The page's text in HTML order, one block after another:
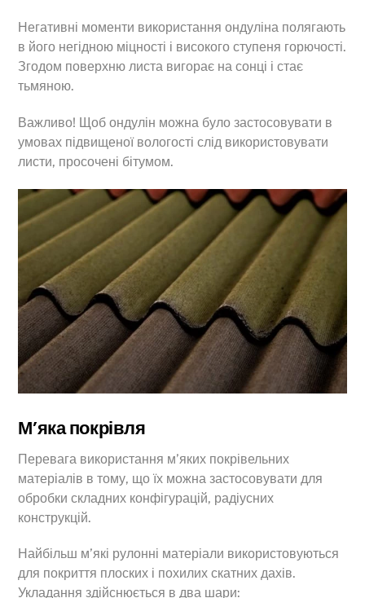
Негативні моменти використання ондуліна полягають
в його негідною міцності і високого ступеня горючості.
Згодом поверхню листа вигорає на сонці і стає
тьмяною.
Важливо! Щоб ондулін можна було застосовувати в
умовах підвищеної вологості слід використовувати
листи, просочені бітумом.
М’яка покрівля
Перевага використання м’яких покрівельних
матеріалів в тому, що їх можна застосовувати для
обробки складних конфігурацій, радіусних
конструкцій.
Найбільш м’які рулонні матеріали використовуються
для покриття плоских і похилих скатних дахів.
Укладання здійснюється в два шари:
Back